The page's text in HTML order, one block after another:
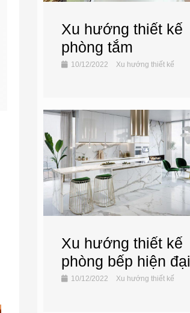
Xu hướng thiết kế
phòng tắm
10/12/2022 Xu hướng thiết kế
Xu hướng thiết kế
phòng bếp hiện đại
10/12/2022 Xu hướng thiết kế